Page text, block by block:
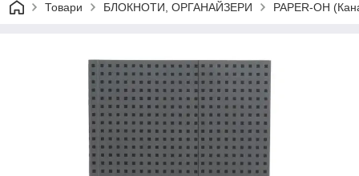
Товари БЛОКНОТИ, ОРГАНАЙЗЕРИ PAPER-OH